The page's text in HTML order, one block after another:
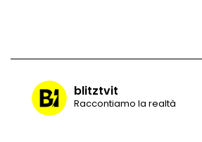
blitztvit
Raccontiamo la realtà